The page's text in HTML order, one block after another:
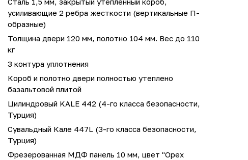
усиливающие 2 ребра жесткости (вертикальные П-
образные)
Толщина двери 120 мм, полотно 104 мм. Вес до 110
кг
3 контура уплотнения
Короб и полотно двери полностью утеплено
базальтовой плитой
Цилиндровый KALE 442 (4-го класса безопасности,
Турция)
Сувальдный Кале 447L (3-го класса безопасности,
Турция)
Фрезерованная МДФ панель 10 мм, цвет "Орех